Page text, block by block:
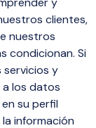
clientes,
nuestros
condicionan. Si
servicios y
a los datos
su perfil
información